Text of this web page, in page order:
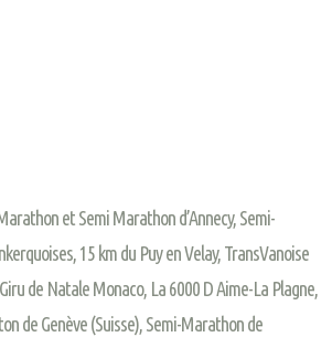
et Semi Marathon d’Annecy, Semi-
15 km du Puy en Velay, TransVanoise
de Natale Monaco, La 6000 D Aime-La Plagne,
de Genève (Suisse), Semi-Marathon de